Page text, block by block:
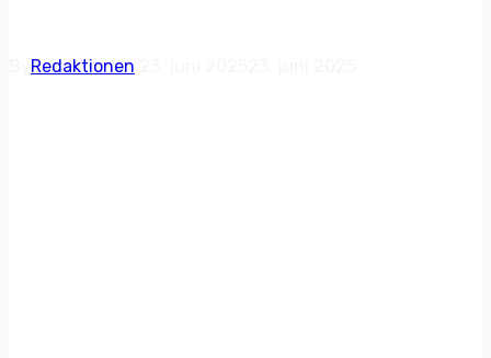
Redaktionen